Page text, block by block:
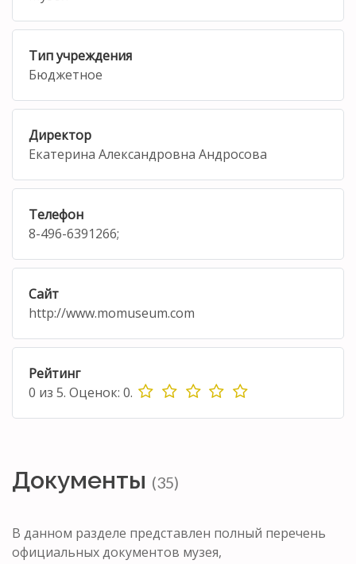
Тип учреждения
Бюджетное
Директор
Екатерина Александровна Андросова
Телефон
8-496-6391266;
Сайт
http://www.momuseum.com
Рейтинг
0 из 5. Оценок: 0.
Документы (35)
В данном разделе представлен полный перечень
официальных документов музея,